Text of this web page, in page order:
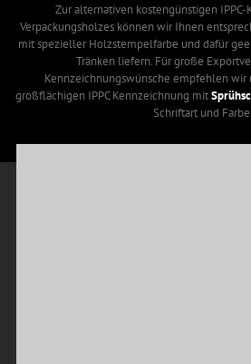
Zur alternativen kostengünstigen
Verpackungsholzes können wir Ihnen
mit spezieller Holzstempelfarbe und dafür
Tränken liefern. Für große
Kennzeichnungswünsche empfehlen
großflächigen IPPC Kennzeichnung mit
Schriftart und Farbe.